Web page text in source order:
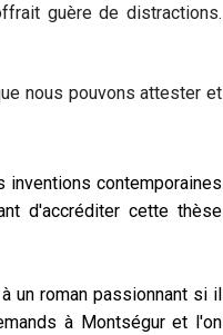
guère de distractions.
nous pouvons attester et
inventions contemporaines
d'accréditer cette thèse
un roman passionnant si il
à Montségur et l'on